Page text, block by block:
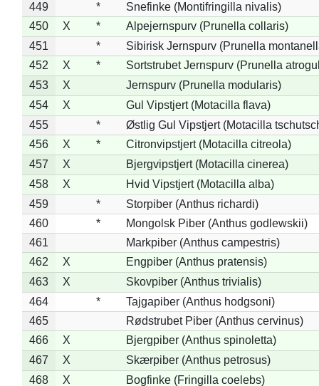
449
*
Snefinke (Montifringilla nivalis)
450
X *
Alpejernspurv (Prunella collaris)
451
*
Sibirisk Jernspurv (Prunella
452
X *
Sortstrubet Jernspurv (Prunella
453
X
Jernspurv (Prunella modularis)
454
X
Gul Vipstjert (Motacilla flava)
455
*
Østlig Gul Vipstjert (Motacilla
456
X *
Citronvipstjert (Motacilla citreola)
457
X
Bjergvipstjert (Motacilla cinerea)
458
X
Hvid Vipstjert (Motacilla alba)
459
*
Storpiber (Anthus richardi)
460
*
Mongolsk Piber (Anthus godlewskii)
461
Markpiber (Anthus campestris)
462
X
Engpiber (Anthus pratensis)
463
X
Skovpiber (Anthus trivialis)
464
*
Tajgapiber (Anthus hodgsoni)
465
Rødstrubet Piber (Anthus cervinus)
466
X
Bjergpiber (Anthus spinoletta)
467
X
Skærpiber (Anthus petrosus)
468
X Bogfinke (Fringilla coelebs)